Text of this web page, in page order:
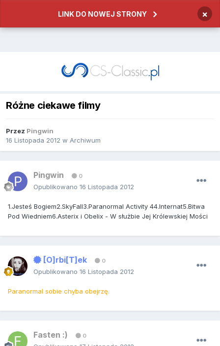
LINK DO NOWEJ STRONY ×
Różne ciekawe filmy
Przez Pingwin
16 Listopada 2012 w Archiwum
Pingwin 0
Opublikowano 16 Listopada 2012
1.Jesteś Bogiem2.SkyFall3.Paranormal Activity 44.Internat5.Bitwa
Pod Wiedniem6.Asterix i Obelix - W służbie Jej Królewskiej Mości
[O]rbi[T]ek 0
Opublikowano 16 Listopada 2012
Paranormal sobie chyba obejrzę.
Fasten :) 0